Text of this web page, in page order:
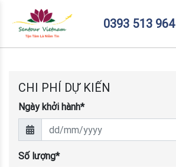
0393 513 964
CHI PHÍ DỰ KIẾN
Ngày khởi hành*
Số lượng*